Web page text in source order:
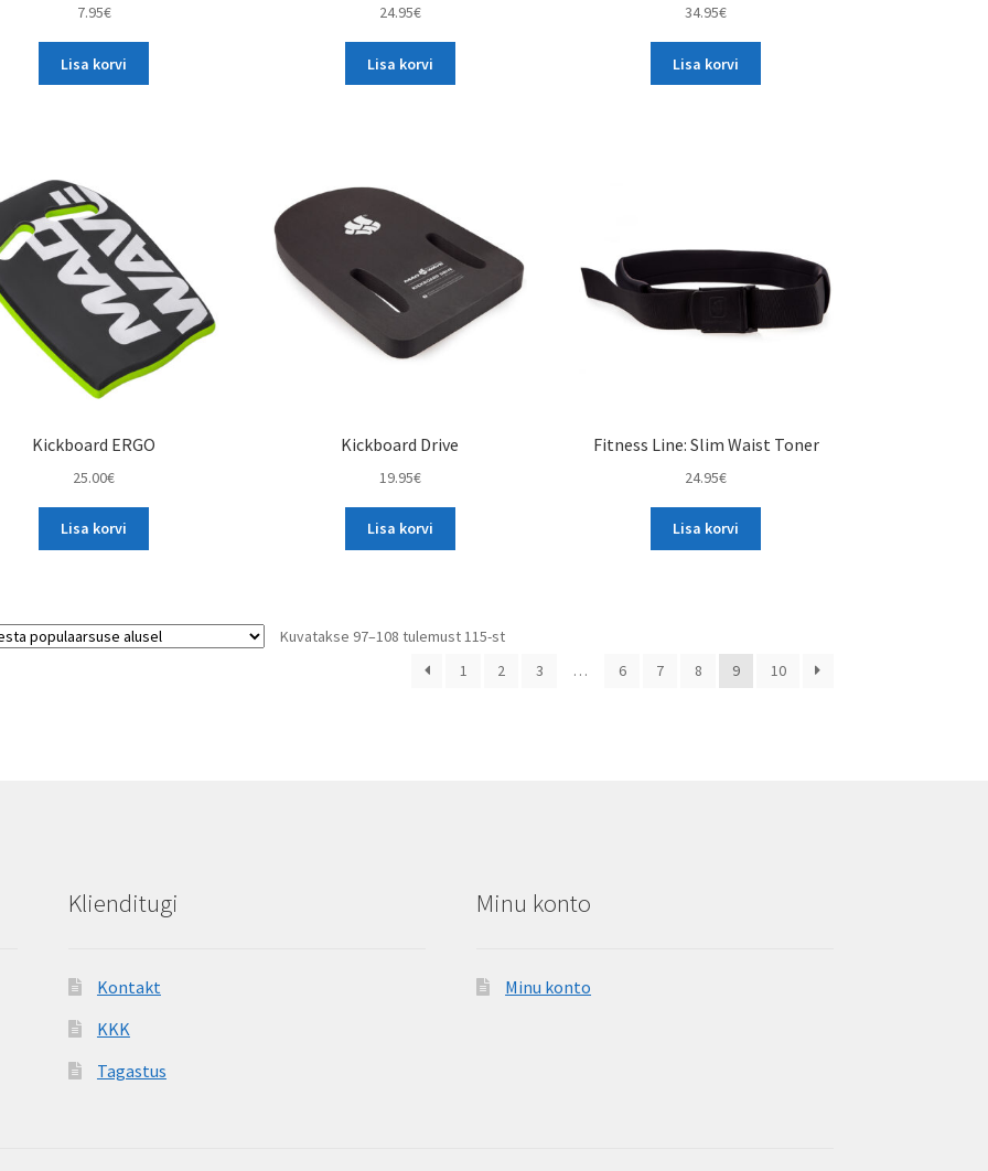
7.95€
Lisa korvi
24.95€
Lisa korvi
34.95€
Lisa korvi
Kickboard ERGO
25.00€
Lisa korvi
Kickboard Drive
19.95€
Lisa korvi
Fitness Line: Slim Waist Toner
24.95€
Lisa korvi
Kuvatakse 97–108 tulemust 115-stSorted
1 2 3 … 6 7 8 9 10
Klienditugi
Kontakt
KKK
Tagastus
Minu konto
Minu konto